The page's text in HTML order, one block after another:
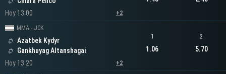
Hoy 13:00
+2
MMA - JCK
Azatbek Kydyr
Gankhuyag Altanshagai
Hoy 13:20
+2
1
1.06
2
5.70